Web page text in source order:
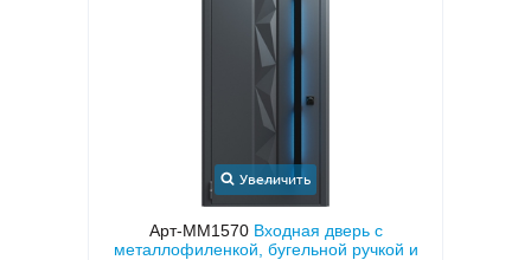
Увеличить
Арт-ММ1570 Входная дверь с
металлофиленкой, бугельной ручкой и